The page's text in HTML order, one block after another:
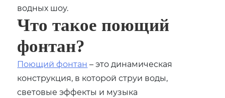
водных шоу.
Что такое поющий
фонтан?
Поющий фонтан – это динамическая
конструкция, в которой струи воды,
световые эффекты и музыка